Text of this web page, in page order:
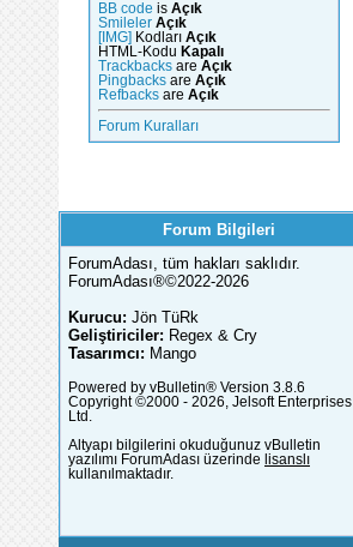
BB code is Açık
Smileler Açık
[IMG]
Kodları Açık
HTML-Kodu Kapalı
Trackbacks are Açık
Pingbacks are Açık
Refbacks are Açık
Forum Kuralları
Forum Bilgileri
ForumAdası, tüm hakları saklıdır.
ForumAdası®©2022-2026
Kurucu: Jön TüRk
Geliştiriciler: Regex & Cry
Tasarımcı: Mango
Powered by vBulletin® Version 3.8.6
Copyright ©2000 - 2026, Jelsoft Enterprises
Ltd.
Altyapı bilgilerini okuduğunuz vBulletin
yazılımı ForumAdası üzerinde lisanslı
kullanılmaktadır.